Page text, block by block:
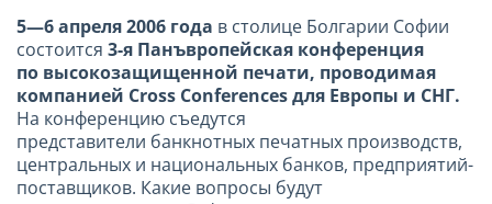
5—6 апреля 2006 года в столице Болгарии Софии
состоится 3-я Панъвропейская конференция
по высокозащищенной печати, проводимая
компанией Cross Conferences для Европы и СНГ.
На конференцию съедутся
представители банкнотных печатных производств,
центральных и национальных банков, предприятий-
поставщиков. Какие вопросы будут